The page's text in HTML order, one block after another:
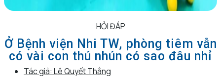
HỎI ĐÁP
Ở Bệnh viện Nhi TW, phòng tiêm vẫn
có vài con thú nhún có sao đâu nhỉ
Tác giả: Lê Quyết Thắng